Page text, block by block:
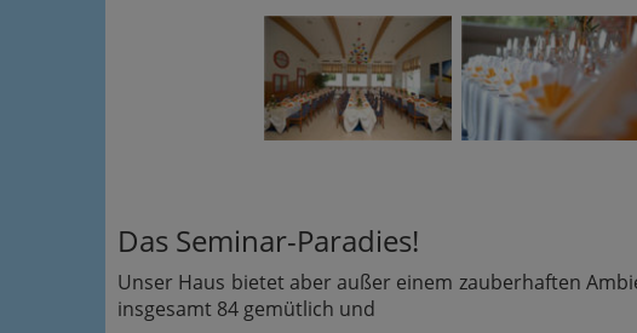
Das Seminar-Paradies!
Unser Haus bietet aber außer einem zauberhaften
insgesamt 84 gemütlich und